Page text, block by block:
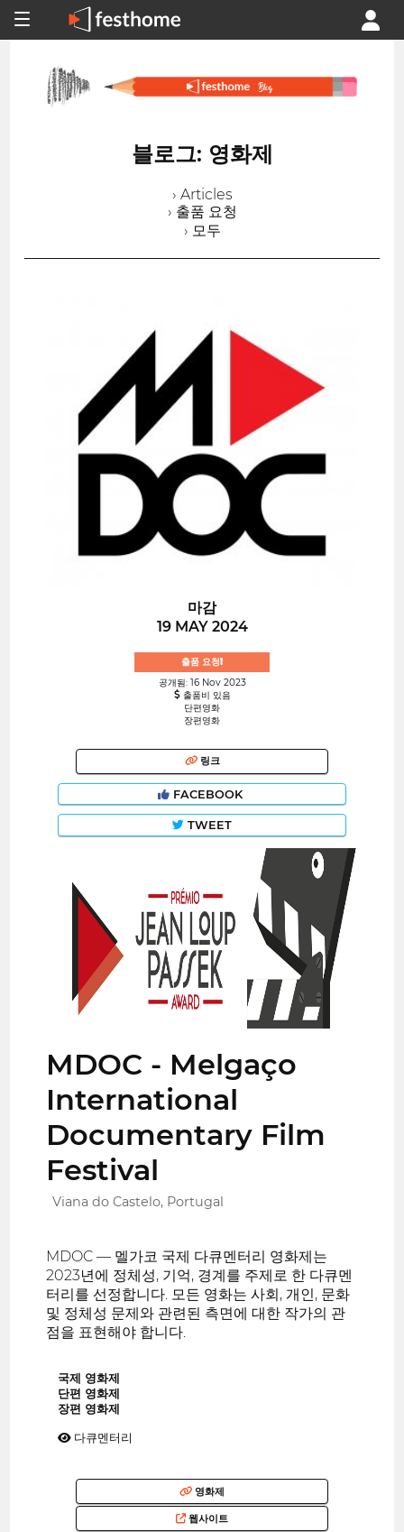
블로그: 영화제
› Articles
› 출품 요청
› 모두
마감
19 MAY 2024
출품 요청!
공개됨: 16 Nov 2023
출품비 있음
단편영화
장편영화
링크
FACEBOOK
TWEET
MDOC - Melgaço
International
Documentary Film
Festival
Viana do Castelo, Portugal
MDOC — 멜가코 국제 다큐멘터리 영화제는
2023년에 정체성, 기억, 경계를 주제로 한 다큐멘
터리를 선정합니다. 모든 영화는 사회, 개인, 문화
및 정체성 문제와 관련된 측면에 대한 작가의 관
점을 표현해야 합니다.
국제 영화제
단편 영화제
장편 영화제
다큐멘터리
영화제
웹사이트